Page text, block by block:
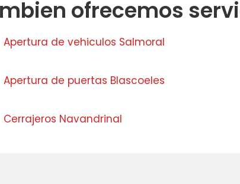
ofrecemos
Apertura de vehiculos Salmoral
Apertura de puertas Blascoeles
Cerrajeros Navandrinal